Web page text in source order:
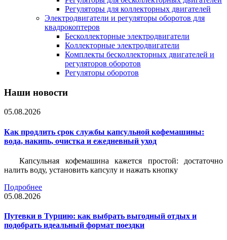
Регуляторы для коллекторных двигателей
Электродвигатели и регуляторы оборотов для
квадрокоптеров
Бесколлекторные электродвигатели
Коллекторные электродвигатели
Комплекты бесколлекторных двигателей и
регуляторов оборотов
Регуляторы оборотов
Наши новости
05.08.2026
Как продлить срок службы капсульной кофемашины:
вода, накипь, очистка и ежедневный уход
Капсульная кофемашина кажется простой: достаточно
налить воду, установить капсулу и нажать кнопку
Подробнее
05.08.2026
Путевки в Турцию: как выбрать выгодный отдых и
подобрать идеальный формат поездки